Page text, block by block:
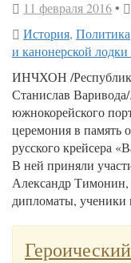
11 февраля 2016•
История, Политика
и канонерской
ИНЧХОН /
Станислав
южнокорейского
церемония в память
русского крейсера
В ней приняли
Александр Тимонин,
дипломаты,